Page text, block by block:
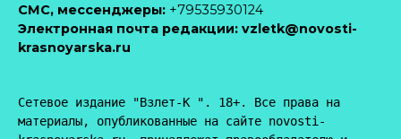
CМС, мессенджеры: +79535930124
Электронная почта редакции: vzletk@novosti-
krasnoyarska.ru
Сетевое издание "Взлет-К ". 18+. Все права на
материалы, опубликованные на сайте novosti-